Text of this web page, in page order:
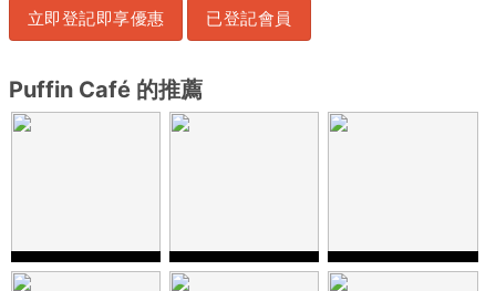
立即登記即享優惠 已登記會員
Puffin Café 的推薦